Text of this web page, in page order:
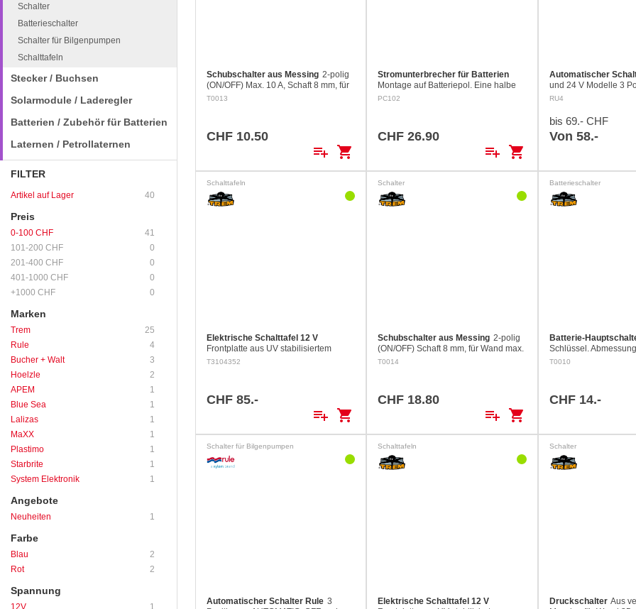
Schalter
Batterieschalter
Schalter für Bilgenpumpen
Schalttafeln
Stecker / Buchsen
Solarmodule / Laderegler
Batterien / Zubehör für Batterien
Laternen / Petrollaternen
FILTER
Artikel auf Lager 40
Preis
0-100 CHF
41
101-200 CHF
0
201-400 CHF
0
401-1000 CHF
0
+1000 CHF
0
Marken
Trem
25
Rule
4
Bucher + Walt
3
Hoelzle
2
APEM
1
Blue Sea
1
Lalizas
1
MaXX
1
Plastimo
1
Starbrite
1
System Elektronik
1
Angebote
Neuheiten 1
Farbe
Blau
2
Rot
2
Spannung
12V
1
Schubschalter aus Messing 2-polig
(ON/OFF) Max. 10 A, Schaft 8 mm, für
Wand max. 15 mm
T0013
CHF 10.50
playlist_add shopping_cart
Stromunterbrecher für Batterien
Montage auf Batteriepol. Eine halbe
Drehung des grünen Rades und der
PC102
CHF 26.90
playlist_add shopping_cart
Automatischer
und 24 V Modelle 3
AUTOMATIC,
Automatische
MANUELL auf OFF.…
RU4
bis 69.- CHF
Von 58.-
Schalttafeln
Elektrische Schalttafel 12 V
Frontplatte aus UV stabilisiertem
PC/ABS mit 6 Schaltkreisen für 12 V.
T3104352
CHF 85.-
playlist_add shopping_cart
Schalter
Schubschalter aus Messing 2-polig
(ON/OFF) Schaft 8 mm, für Wand max.
22 mm
T0014
CHF 18.80
playlist_add shopping_cart
Batterieschalter
Batterie-
Schlüssel.
Belastung max. 100 A
T0010
CHF 14.-
Schalter für Bilgenpumpen
Automatischer Schalter Rule 3
Schalttafeln
Elektrische Schalttafel 12 V
Schalter
Druckschalter Aus